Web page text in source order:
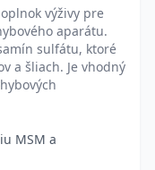
výživy pre
aparátu.
sulfátu, ktoré
a šliach. Je vhodný
MSM a